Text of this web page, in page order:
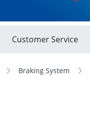
Customer Service
Braking System